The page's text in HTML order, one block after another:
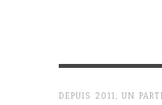
DEPUIS 2011, UN